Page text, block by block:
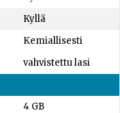
Kyllä
Kemiallisesti
vahvistettu lasi
4 GB